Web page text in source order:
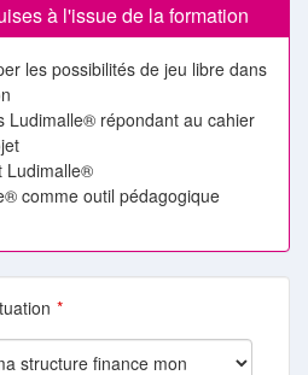
à l'issue de la formation
les possibilités de jeu libre dans
Ludimalle® répondant au cahier
Ludimalle®
comme outil pédagogique